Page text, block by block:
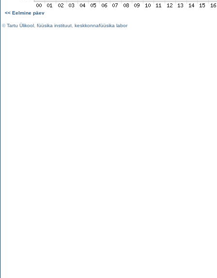
<< Eelmine päev
©Tartu Ülikool füüsika instituut keskkonnafüüsika labor